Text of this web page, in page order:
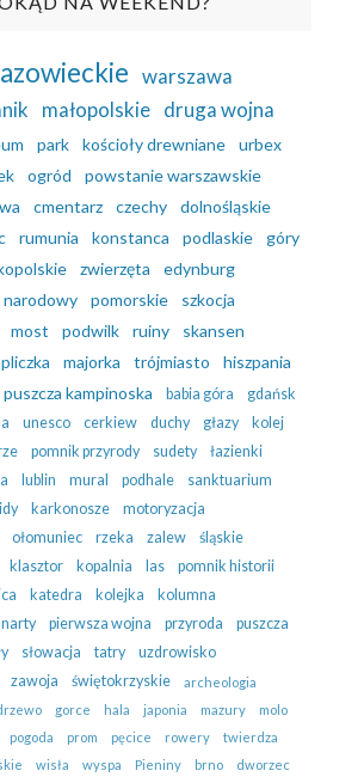
warszawa
małopolskie druga wojna
park kościoły drewniane
urbex
ogród
powstanie warszawskie
cmentarz czechy
dolnośląskie
rumunia konstanca podlaskie
góry
zwierzęta
edynburg
narodowy pomorskie
szkocja
most podwilk ruiny
skansen
majorka trójmiasto
hiszpania
puszcza kampinoska babia góra
gdańsk
unesco cerkiew duchy głazy
kolej
pomnik przyrody sudety
łazienki
lublin mural podhale
sanktuarium
karkonosze
motoryzacja
ołomuniec rzeka zalew
śląskie
klasztor kopalnia las
pomnik historii
katedra kolejka
kolumna
narty pierwsza wojna przyroda
puszcza
słowacja tatry
uzdrowisko
zawoja świętokrzyskie
archeologia
gorce hala japonia mazury
molo
pogoda prom pęcice rowery
twierdza
wisła wyspa Pieniny brno
dworzec